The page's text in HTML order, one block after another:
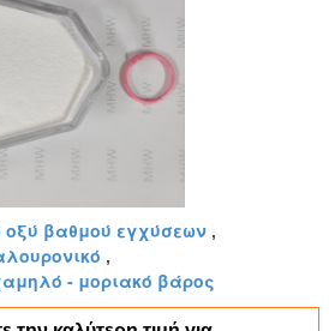
οξύ βαθμού εγχύσεων ,
,
- μοριακό βάρος